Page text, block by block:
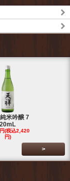
米吟醸 7
20mL
(税込2,420
円)
>